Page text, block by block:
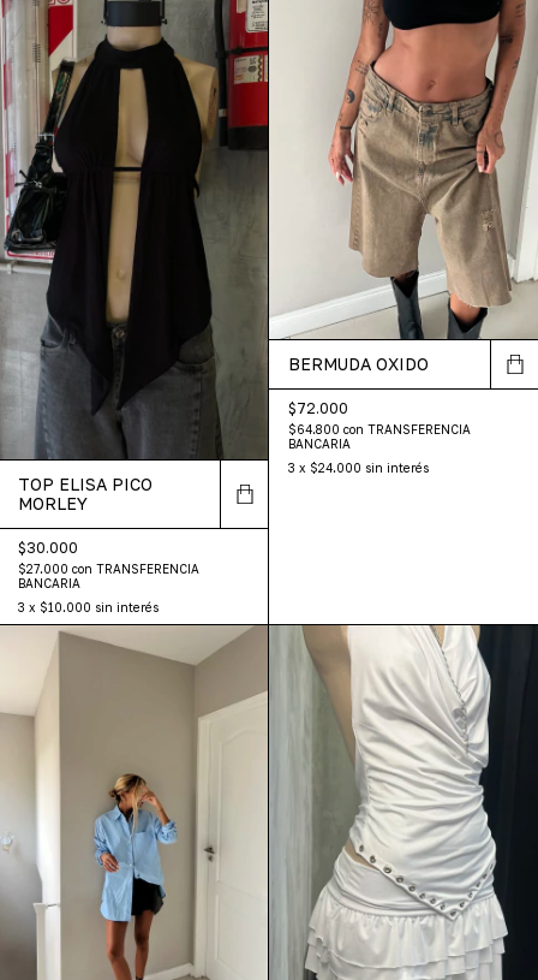
TOP ELISA PICO
MORLEY
$30.000
$27.000 con TRANSFERENCIA
BANCARIA
3 x $10.000 sin interés
BERMUDA OXIDO
$72.000
$64.800 con TRANSFERENCIA
BANCARIA
3 x $24.000 sin interés